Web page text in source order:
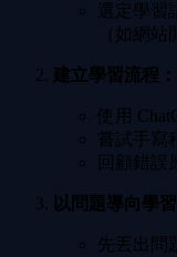
選定學習
（如網
建立學習流程
使用
嘗試手寫
回顧錯誤
以問題導向學
先丟出問